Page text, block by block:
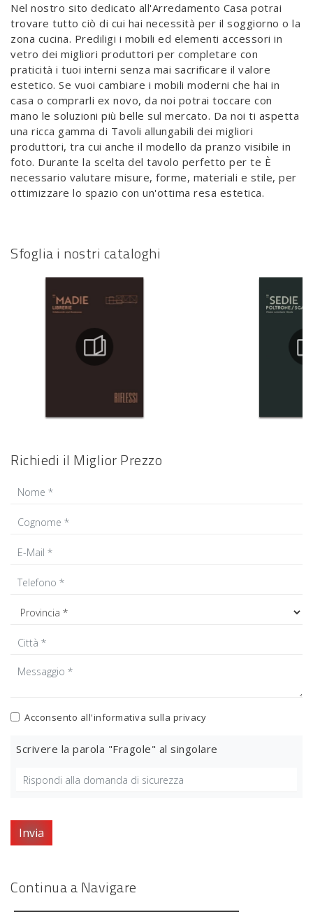
Nel nostro sito dedicato all'Arredamento Casa potrai
trovare tutto ciò di cui hai necessità per il soggiorno o la
zona cucina. Prediligi i mobili ed elementi accessori in
vetro dei migliori produttori per completare con
praticità i tuoi interni senza mai sacrificare il valore
estetico. Se vuoi cambiare i mobili moderni che hai in
casa o comprarli ex novo, da noi potrai toccare con
mano le soluzioni più belle sul mercato. Da noi ti aspetta
una ricca gamma di Tavoli allungabili dei migliori
produttori, tra cui anche il modello da pranzo visibile in
foto. Durante la scelta del tavolo perfetto per te È
necessario valutare misure, forme, materiali e stile, per
ottimizzare lo spazio con un'ottima resa estetica.
Sfoglia i nostri cataloghi
Richiedi il Miglior Prezzo
Acconsento all'informativa sulla privacy
Scrivere la parola "Fragole" al singolare
Invia
Continua a Navigare